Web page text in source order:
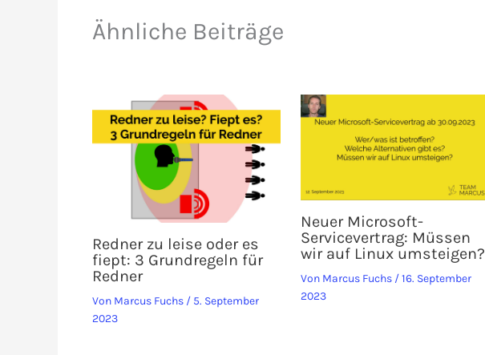
Ähnliche Beiträge
Redner zu leise oder es
fiept: 3 Grundregeln für
Redner
Von Marcus Fuchs / 5. September
2023
Neuer Microsoft-
Servicevertrag: Müssen
wir auf Linux umsteigen?
Von Marcus Fuchs /16. September
2023